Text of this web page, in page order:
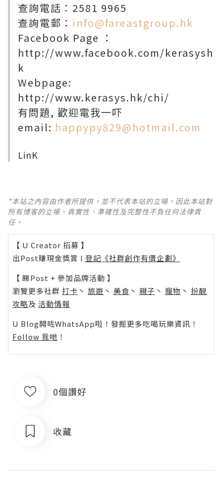
查詢電話：2581 9965
查詢電郵： info@fareastgroup.hk
Facebook Page ：
http://www.facebook.com/kerasysh
k
Webpage:
http://www.kerasys.hk/chi/
有問題, 歡迎電我一吓
email: happypy829@hotmail.com
LinK
*本站之內容由作者所提供，並不代表本站的立場。因此本站對
所有博客的立場、真實性、準確性及完整性不負任何法律責
任。
【 U Creator 招募 】
出Post賺現金獎賞 l 登記《社群創作有價企劃》
【 睇Post + 參加品牌活動 】
瀏覽更多社群 打卡 丶 旅遊 丶 美食 丶 親子 丶 寵物 丶 扮靚
攻略及 活動情報
U Blog開咗WhatsApp啦！發掘更多吃喝玩樂資訊！
Follow 我哋 ！
0個讚好
收藏